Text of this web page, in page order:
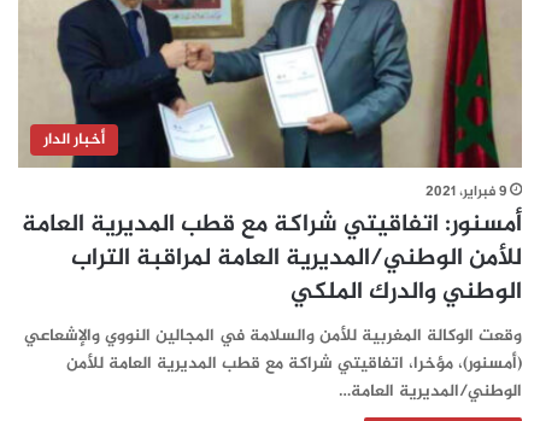
أخبار الدار
9 فبراير، 2021
أمسنور: اتفاقيتي شراكة مع قطب المديرية العامة
للأمن الوطني/المديرية العامة لمراقبة التراب
الوطني والدرك الملكي
وقعت الوكالة المغربية للأمن والسلامة في المجالين النووي والإشعاعي
(أمسنور)، مؤخرا، اتفاقيتي شراكة مع قطب المديرية العامة للأمن
الوطني/المديرية العامة…